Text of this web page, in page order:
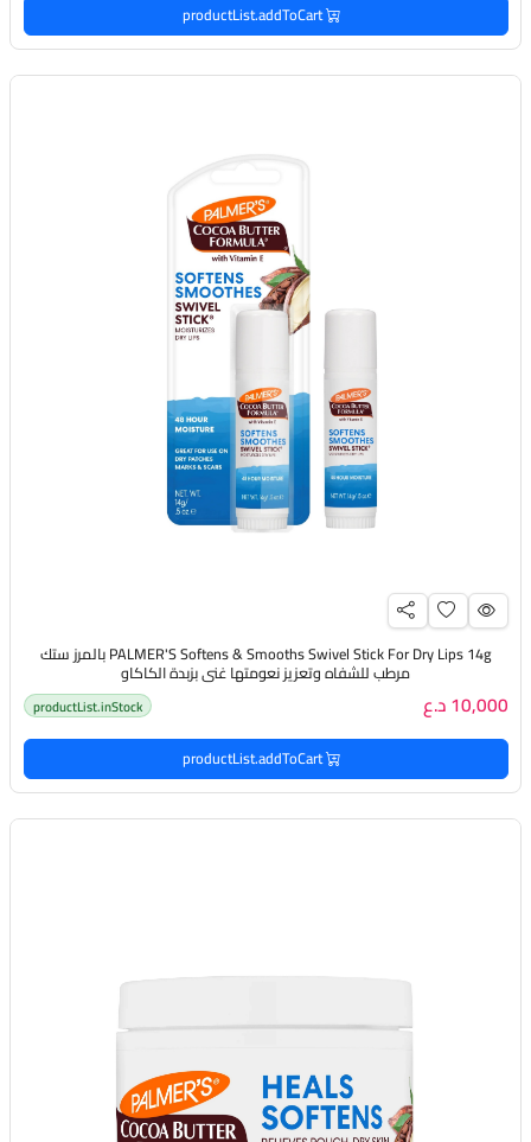
productList.addToCart
PALMER'S Softens & Smooths Swivel Stick For Dry Lips 14g بالمرز ستك
مرطب للشفاه وتعزيز نعومتها غني بزبدة الكاكاو
10,000 د.ع productList.inStock
productList.addToCart